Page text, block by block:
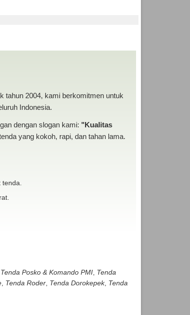
tahun 2004, kami berkomitmen untuk
Indonesia.
dengan slogan kami: "Kualitas
yang kokoh, rapi, dan tahan lama.
Tenda Posko & Komando PMI, Tenda
, Tenda Roder, Tenda Dorokepek, Tenda